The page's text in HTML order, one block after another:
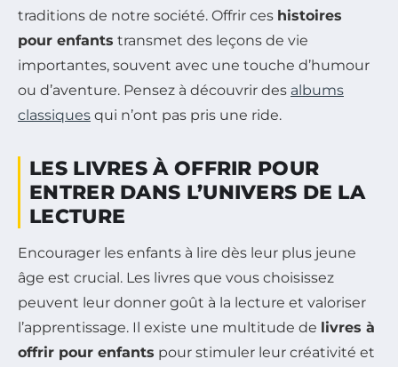
traditions de notre société. Offrir ces histoires
pour enfants transmet des leçons de vie
importantes, souvent avec une touche d’humour
ou d’aventure. Pensez à découvrir des albums
classiques qui n’ont pas pris une ride.
LES LIVRES À OFFRIR POUR
ENTRER DANS L’UNIVERS DE LA
LECTURE
Encourager les enfants à lire dès leur plus jeune
âge est crucial. Les livres que vous choisissez
peuvent leur donner goût à la lecture et valoriser
l’apprentissage. Il existe une multitude de livres à
offrir pour enfants pour stimuler leur créativité et